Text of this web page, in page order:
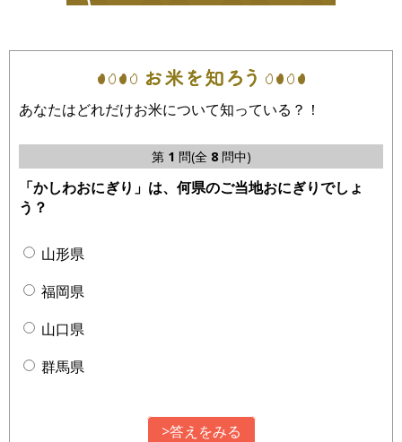
あなたはどれだけお米について知っている？！
第 1 問(全 8問中)
「かしわおにぎり」は、何県のご当地おにぎりでしょ
う？
山形県
福岡県
山口県
群馬県
>答えをみる